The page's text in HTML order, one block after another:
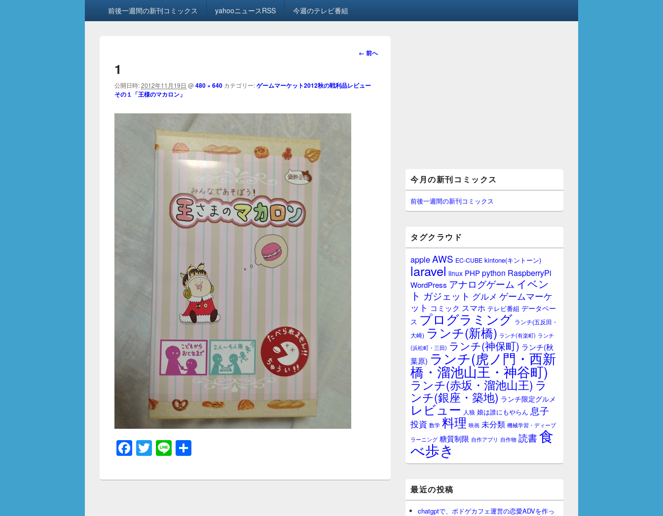
前後一週間の新刊コミックス yahooニュースRSS 今週のテレビ番組
画
ビ
← 前へ
1
公開日時:2012年11月19日 @480 × 640 カテゴリー:ゲームマーケット2012秋の戦利品レビュー
その１「王様のマカロン」
F
a
c
T
wi
tt
Li
n
e
イ
ン
サ
イ
ー
ジ
ッ
ト
今月の新刊コミックス
前後一週間の新刊コミックス
タグクラウド
appleAWS EC-CUBE kintone(キントーン)
laravel linux PHPpython RaspberryPi
WordPress アナログゲーム イベン
ト ガジェット グルメ ゲームマーケ
ット コミック スマホ テレビ番組 データベー
ス プログラミング ランチ(五反田・
大崎) ランチ(新橋) ランチ(有楽町) ランチ
(浜松町・三田) ランチ(神保町) ランチ(秋
葉原) ランチ(虎ノ門・西新
橋・溜池山王・神谷町)
ランチ(赤坂・溜池山王) ラ
ンチ(銀座・築地) ランチ限定グルメ
レビュー 人狼 娘は誰にもやらん 息子
投資 数学 料理 映画 未分類 機械学習・ディープ
ラーニング 糖質制限 自作アプリ 自作物 読書食
べ歩き
最近の投稿
chatgptで、ボドゲカフェ運営の恋愛ADVを作っ